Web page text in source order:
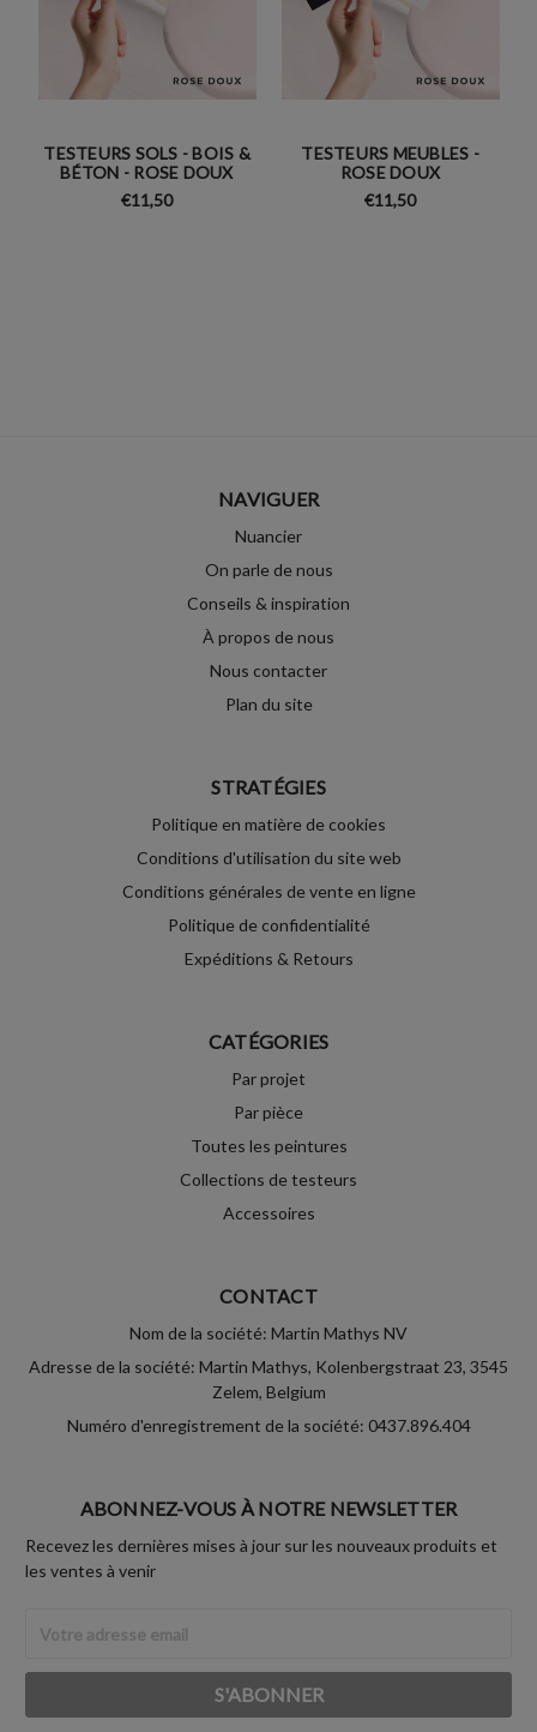
TESTEURS SOLS - BOIS &
BÉTON - ROSE DOUX
€11,50
TESTEURS MEUBLES -
ROSE DOUX
€11,50
NAVIGUER
Nuancier
On parle de nous
Conseils & inspiration
À propos de nous
Nous contacter
Plan du site
STRATÉGIES
Politique en matière de cookies
Conditions d'utilisation du site web
Conditions générales de vente en ligne
Politique de confidentialité
Expéditions & Retours
CATÉGORIES
Par projet
Par pièce
Toutes les peintures
Collections de testeurs
Accessoires
CONTACT
Nom de la société: Martin Mathys NV
Adresse de la société: Martin Mathys, Kolenbergstraat 23, 3545
Zelem, Belgium
Numéro d'enregistrement de la société: 0437.896.404
ABONNEZ-VOUS À NOTRE NEWSLETTER
Recevez les dernières mises à jour sur les nouveaux produits et
les ventes à venir
Email